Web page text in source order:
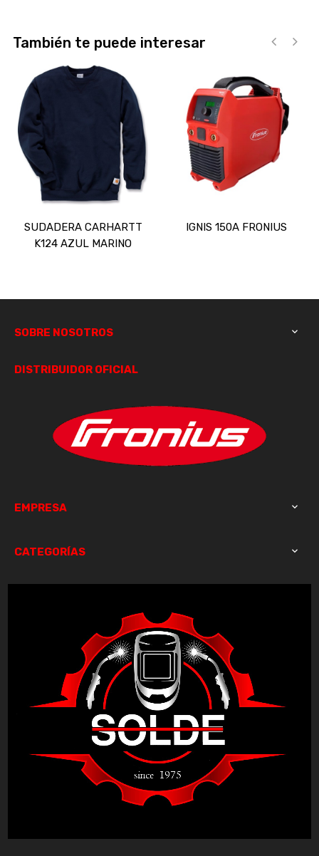
También te puede interesar
SUDADERA CARHARTT
K124 AZUL MARINO
IGNIS 150A FRONIUS
SOBRE NOSOTROS 
DISTRIBUIDOR OFICIAL
EMPRESA 
CATEGORÍAS 